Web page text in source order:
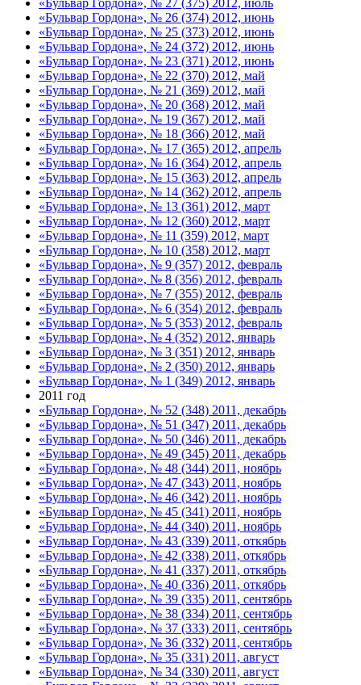
«Бульвар Гордона», № 27 (375) 2012, июль
«Бульвар Гордона», № 26 (374) 2012, июнь
«Бульвар Гордона», № 25 (373) 2012, июнь
«Бульвар Гордона», № 24 (372) 2012, июнь
«Бульвар Гордона», № 23 (371) 2012, июнь
«Бульвар Гордона», № 22 (370) 2012, май
«Бульвар Гордона», № 21 (369) 2012, май
«Бульвар Гордона», № 20 (368) 2012, май
«Бульвар Гордона», № 19 (367) 2012, май
«Бульвар Гордона», № 18 (366) 2012, май
«Бульвар Гордона», № 17 (365) 2012, апрель
«Бульвар Гордона», № 16 (364) 2012, апрель
«Бульвар Гордона», № 15 (363) 2012, апрель
«Бульвар Гордона», № 14 (362) 2012, апрель
«Бульвар Гордона», № 13 (361) 2012, март
«Бульвар Гордона», № 12 (360) 2012, март
«Бульвар Гордона», № 11 (359) 2012, март
«Бульвар Гордона», № 10 (358) 2012, март
«Бульвар Гордона», № 9 (357) 2012, февраль
«Бульвар Гордона», № 8 (356) 2012, февраль
«Бульвар Гордона», № 7 (355) 2012, февраль
«Бульвар Гордона», № 6 (354) 2012, февраль
«Бульвар Гордона», № 5 (353) 2012, февраль
«Бульвар Гордона», № 4 (352) 2012, январь
«Бульвар Гордона», № 3 (351) 2012, январь
«Бульвар Гордона», № 2 (350) 2012, январь
«Бульвар Гордона», № 1 (349) 2012, январь
2011 год
«Бульвар Гордона», № 52 (348) 2011, декабрь
«Бульвар Гордона», № 51 (347) 2011, декабрь
«Бульвар Гордона», № 50 (346) 2011, декабрь
«Бульвар Гордона», № 49 (345) 2011, декабрь
«Бульвар Гордона», № 48 (344) 2011, ноябрь
«Бульвар Гордона», № 47 (343) 2011, ноябрь
«Бульвар Гордона», № 46 (342) 2011, ноябрь
«Бульвар Гордона», № 45 (341) 2011, ноябрь
«Бульвар Гордона», № 44 (340) 2011, ноябрь
«Бульвар Гордона», № 43 (339) 2011, откябрь
«Бульвар Гордона», № 42 (338) 2011, откябрь
«Бульвар Гордона», № 41 (337) 2011, откябрь
«Бульвар Гордона», № 40 (336) 2011, откябрь
«Бульвар Гордона», № 39 (335) 2011, сентябрь
«Бульвар Гордона», № 38 (334) 2011, сентябрь
«Бульвар Гордона», № 37 (333) 2011, сентябрь
«Бульвар Гордона», № 36 (332) 2011, сентябрь
«Бульвар Гордона», № 35 (331) 2011, август
«Бульвар Гордона», № 34 (330) 2011, август